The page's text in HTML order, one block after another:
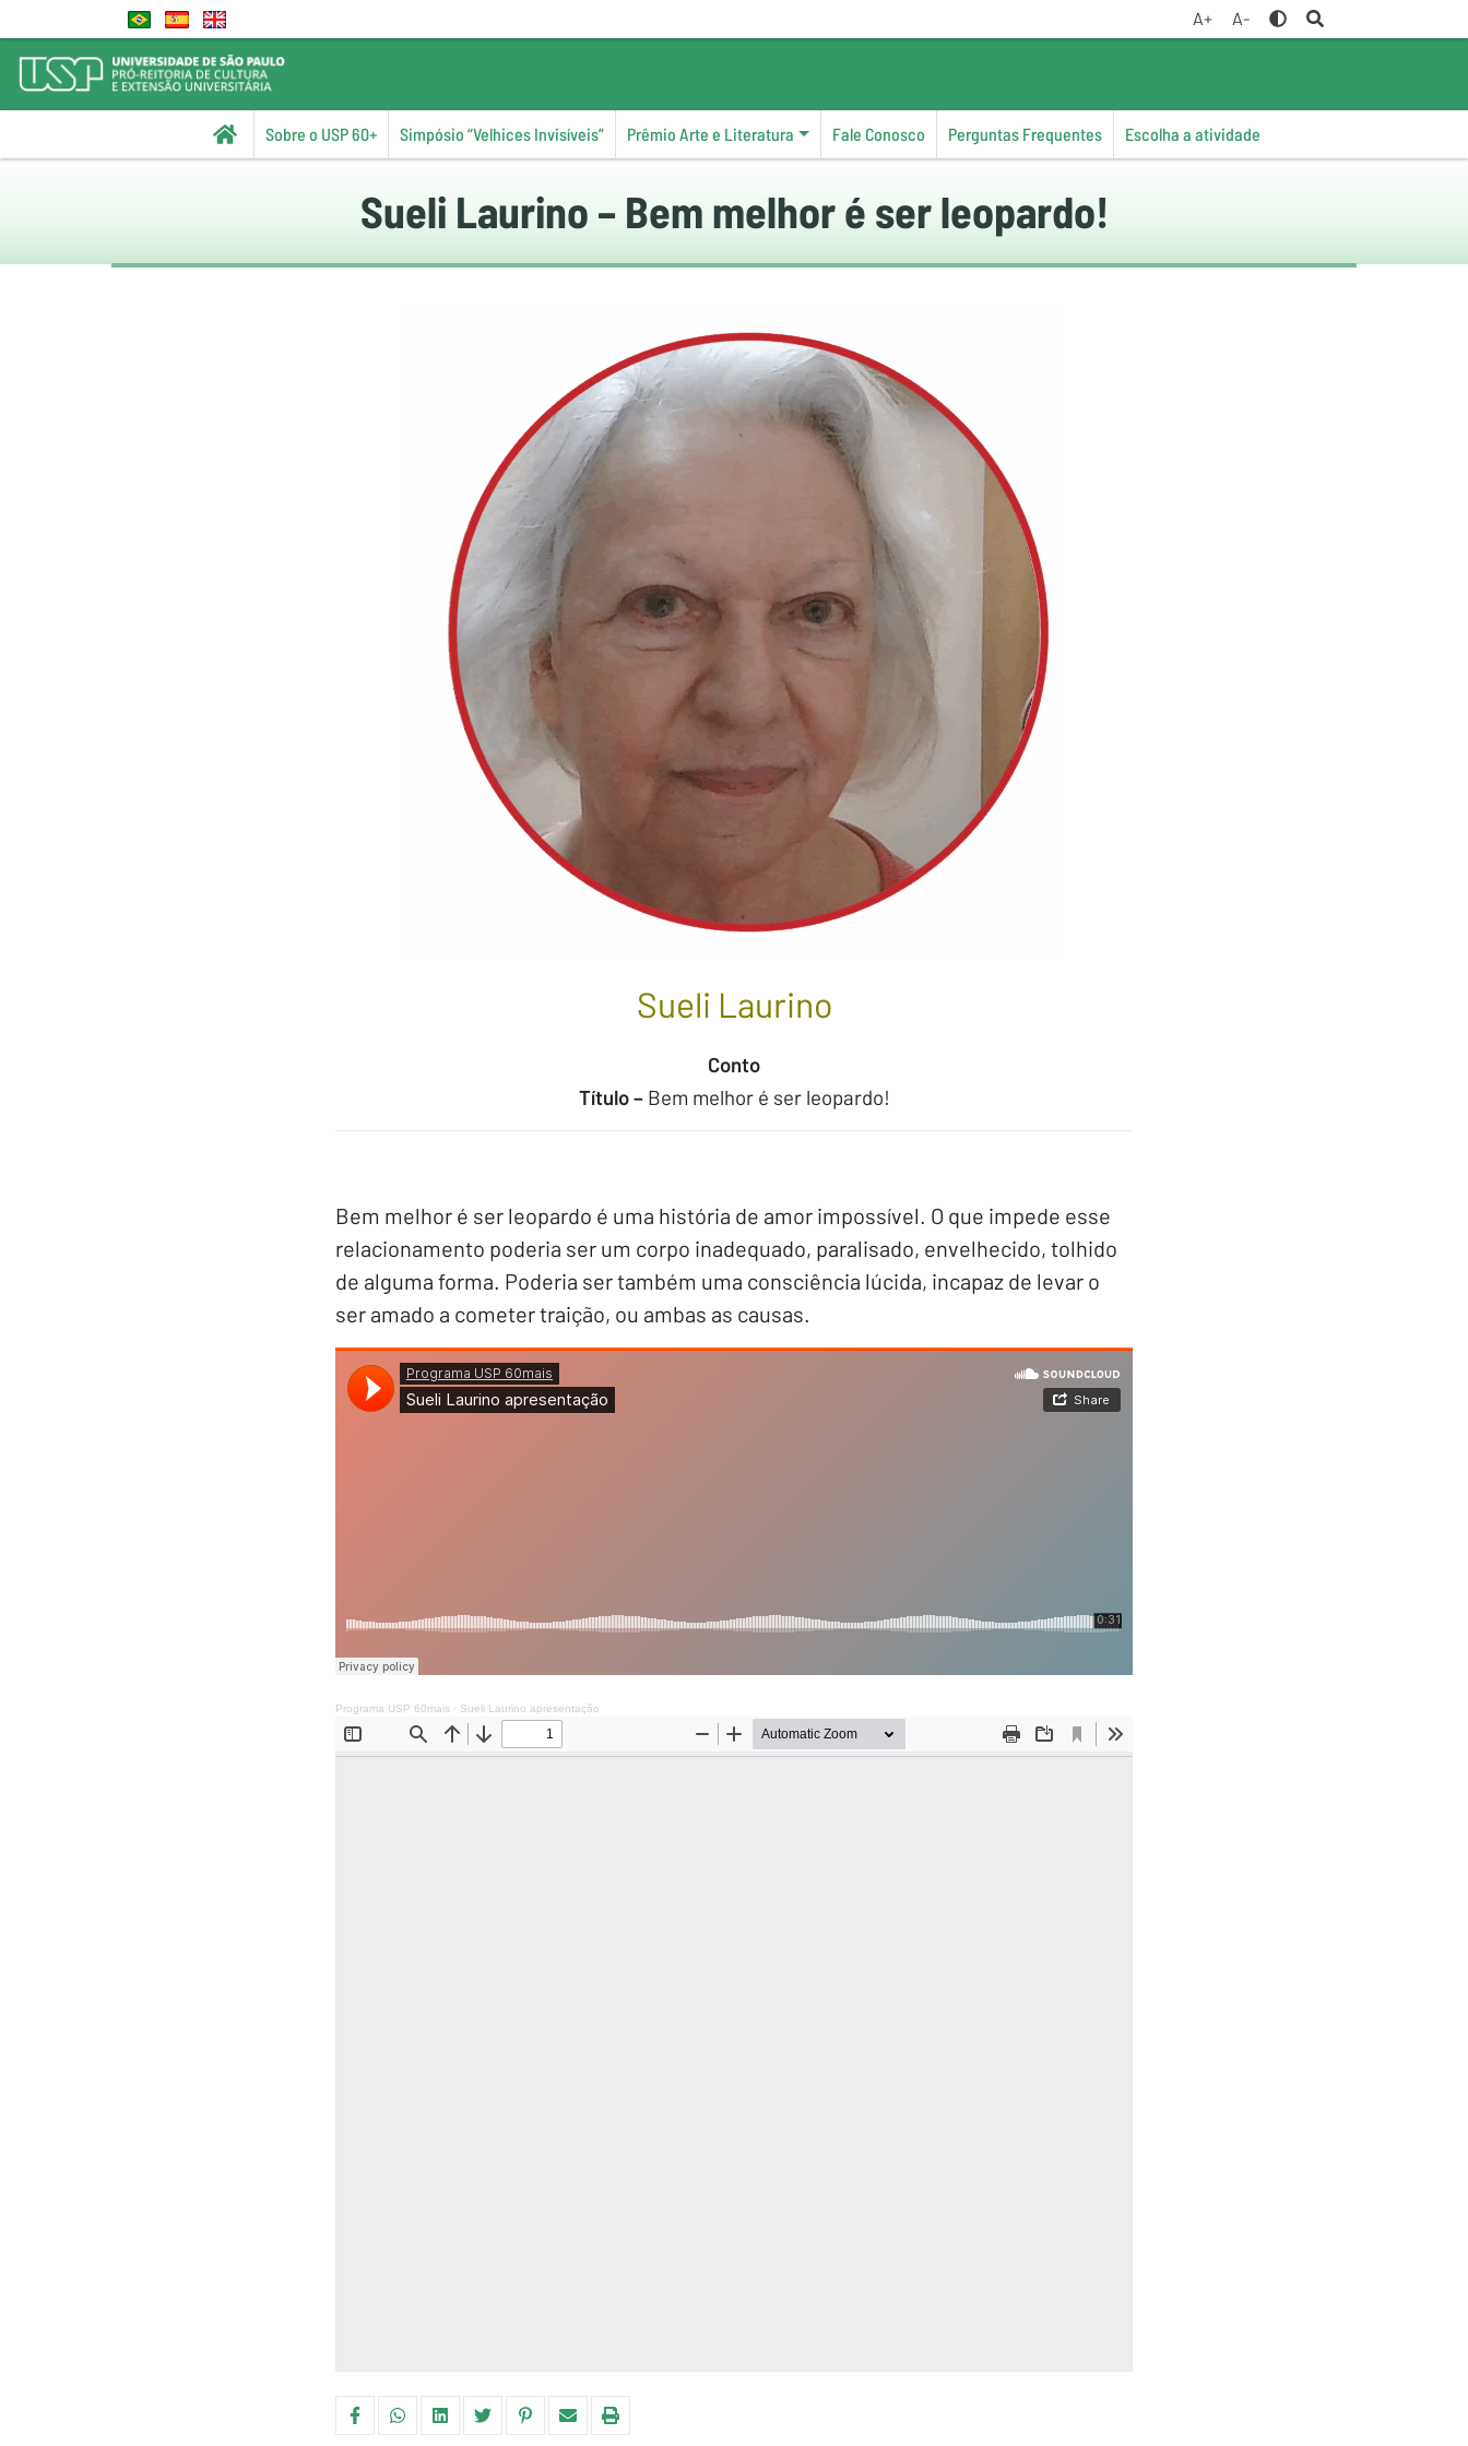
A+ A-
Sobre o USP 60+ Simpósio “Velhices Invisíveis” Prêmio Arte e Literatura Fale Conosco Perguntas Frequentes Escolha a atividade
Sueli Laurino – Bem melhor é ser leopardo!
Sueli Laurino
Conto
Título – Bem melhor é ser leopardo!
Bem melhor é ser leopardo é uma história de amor impossível. O que impede esse
relacionamento poderia ser um corpo inadequado, paralisado, envelhecido, tolhido
de alguma forma. Poderia ser também uma consciência lúcida, incapaz de levar o
ser amado a cometer traição, ou ambas as causas.
Programa USP 60mais · Sueli Laurino apresentação